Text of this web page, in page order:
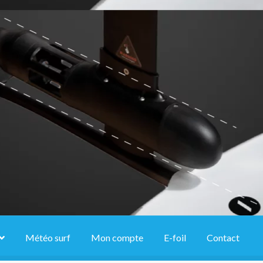
Météo surf Mon compte E-foil Contact